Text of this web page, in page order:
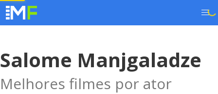
Salome Manjgaladze
Melhores filmes por ator